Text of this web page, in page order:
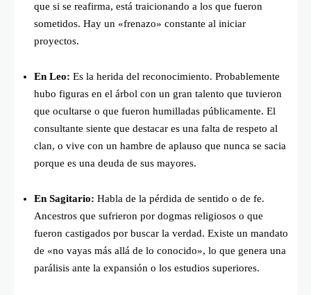
que si se reafirma, está traicionando a los que fueron
sometidos. Hay un «frenazo» constante al iniciar
proyectos.
En Leo: Es la herida del reconocimiento. Probablemente
hubo figuras en el árbol con un gran talento que tuvieron
que ocultarse o que fueron humilladas públicamente. El
consultante siente que destacar es una falta de respeto al
clan, o vive con un hambre de aplauso que nunca se sacia
porque es una deuda de sus mayores.
En Sagitario: Habla de la pérdida de sentido o de fe.
Ancestros que sufrieron por dogmas religiosos o que
fueron castigados por buscar la verdad. Existe un mandato
de «no vayas más allá de lo conocido», lo que genera una
parálisis ante la expansión o los estudios superiores.